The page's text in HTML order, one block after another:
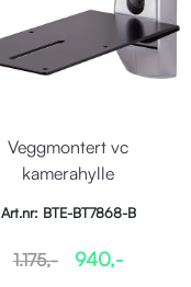
Veggmontert vc
kamerahylle
Art.nr: BTE-BT7868-B
1.175,- 940,-